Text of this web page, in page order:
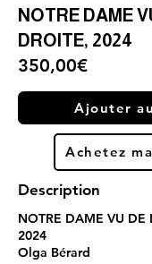
NOTRE DAME
DROITE, 2024
350,00€
Ajouter
Achetez
Description
NOTRE DAME VU DE
2024
Olga Bérard